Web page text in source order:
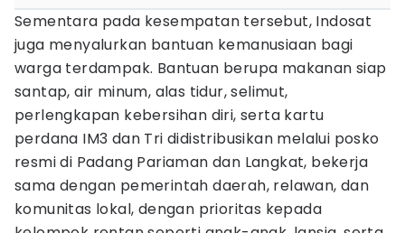
Sementara pada kesempatan tersebut, Indosat
juga menyalurkan bantuan kemanusiaan bagi
warga terdampak. Bantuan berupa makanan siap
santap, air minum, alas tidur, selimut,
perlengkapan kebersihan diri, serta kartu
perdana IM3 dan Tri didistribusikan melalui posko
resmi di Padang Pariaman dan Langkat, bekerja
sama dengan pemerintah daerah, relawan, dan
komunitas lokal, dengan prioritas kepada